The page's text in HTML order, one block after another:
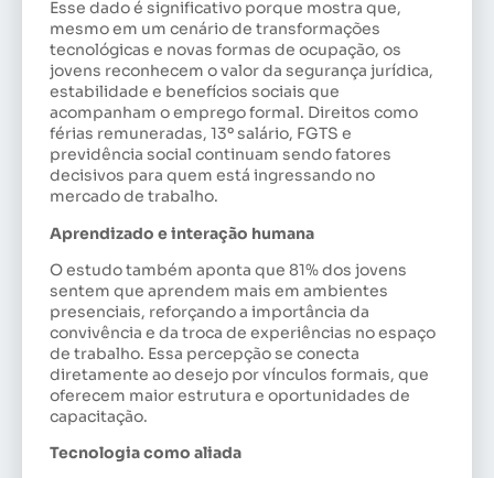
Esse dado é significativo porque mostra que,
mesmo em um cenário de transformações
tecnológicas e novas formas de ocupação, os
jovens reconhecem o valor da segurança jurídica,
estabilidade e benefícios sociais que
acompanham o emprego formal. Direitos como
férias remuneradas, 13º salário, FGTS e
previdência social continuam sendo fatores
decisivos para quem está ingressando no
mercado de trabalho.
Aprendizado e interação humana
O estudo também aponta que 81% dos jovens
sentem que aprendem mais em ambientes
presenciais, reforçando a importância da
convivência e da troca de experiências no espaço
de trabalho. Essa percepção se conecta
diretamente ao desejo por vínculos formais, que
oferecem maior estrutura e oportunidades de
capacitação.
Tecnologia como aliada